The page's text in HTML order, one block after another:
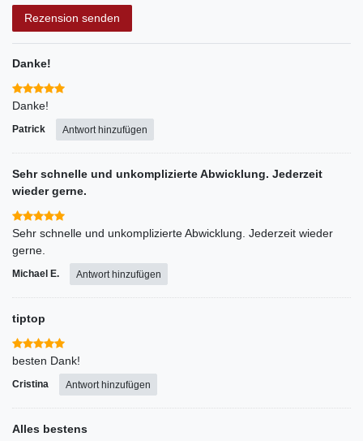
Rezension senden
Danke!
Danke!
Patrick Antwort hinzufügen
Sehr schnelle und unkomplizierte Abwicklung. Jederzeit
wieder gerne.
Sehr schnelle und unkomplizierte Abwicklung. Jederzeit wieder
gerne.
Michael E. Antwort hinzufügen
tiptop
besten Dank!
Cristina Antwort hinzufügen
Alles bestens